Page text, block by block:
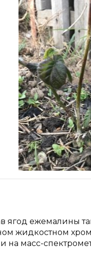
ягод ежемалины
жидкостном
на масс-